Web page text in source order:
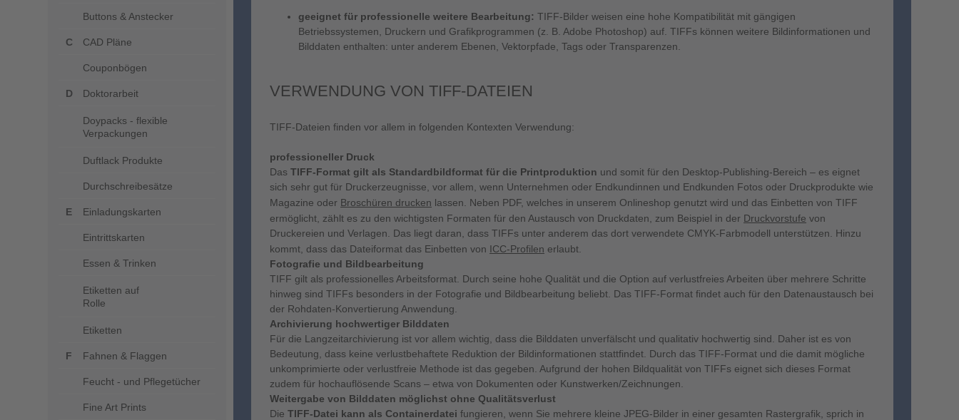
Buttons & Anstecker
CAD Pläne
Couponbögen
Doktorarbeit
Doypacks - flexible
Verpackungen
Duftlack Produkte
Durchschreibesätze
Einladungskarten
Eintrittskarten
Essen & Trinken
Etiketten auf
Rolle
Etiketten
Fahnen & Flaggen
Feucht - und Pflegetücher
Fine Art Prints
geeignet für professionelle weitere Bearbeitung: TIFF-Bilder weisen eine hohe Kompatibilität mit gängigen
Betriebssystemen, Druckern und Grafikprogrammen (z. B. Adobe Photoshop) auf. TIFFs können weitere Bildinformationen und
Bilddaten enthalten: unter anderem Ebenen, Vektorpfade, Tags oder Transparenzen.
VERWENDUNG VON TIFF-DATEIEN
TIFF-Dateien finden vor allem in folgenden Kontexten Verwendung:
professioneller Druck
Das TIFF-Format gilt als Standardbildformat für die Printproduktion und somit für den Desktop-Publishing-Bereich – es eignet
sich sehr gut für Druckerzeugnisse, vor allem, wenn Unternehmen oder Endkundinnen und Endkunden Fotos oder Druckprodukte wie
Magazine oder Broschüren drucken lassen. Neben PDF, welches in unserem Onlineshop genutzt wird und das Einbetten von TIFF
ermöglicht, zählt es zu den wichtigsten Formaten für den Austausch von Druckdaten, zum Beispiel in der Druckvorstufe von
Druckereien und Verlagen. Das liegt daran, dass TIFFs unter anderem das dort verwendete CMYK-Farbmodell unterstützen. Hinzu
kommt, dass das Dateiformat das Einbetten von ICC-Profilen erlaubt.
Fotografie und Bildbearbeitung
TIFF gilt als professionelles Arbeitsformat. Durch seine hohe Qualität und die Option auf verlustfreies Arbeiten über mehrere Schritte
hinweg sind TIFFs besonders in der Fotografie und Bildbearbeitung beliebt. Das TIFF-Format findet auch für den Datenaustausch bei
der Rohdaten-Konvertierung Anwendung.
Archivierung hochwertiger Bilddaten
Für die Langzeitarchivierung ist vor allem wichtig, dass die Bilddaten unverfälscht und qualitativ hochwertig sind. Daher ist es von
Bedeutung, dass keine verlustbehaftete Reduktion der Bildinformationen stattfindet. Durch das TIFF-Format und die damit mögliche
unkomprimierte oder verlustfreie Methode ist das gegeben. Aufgrund der hohen Bildqualität von TIFFs eignet sich dieses Format
zudem für hochauflösende Scans – etwa von Dokumenten oder Kunstwerken/Zeichnungen.
Weitergabe von Bilddaten möglichst ohne Qualitätsverlust
Die TIFF-Datei kann als Containerdatei fungieren, wenn Sie mehrere kleine JPEG-Bilder in einer gesamten Rastergrafik, sprich in